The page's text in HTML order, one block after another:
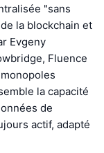
"sans
la blockchain et
Evgeny
Fluence
la capacité
de
actif, adapté